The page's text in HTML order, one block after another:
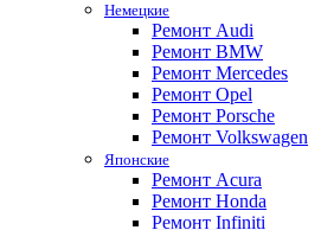
Немецкие
Ремонт Audi
Ремонт BMW
Ремонт Mercedes
Ремонт Opel
Ремонт Porsche
Ремонт Volkswagen
Японские
Ремонт Acura
Ремонт Honda
Ремонт Infiniti